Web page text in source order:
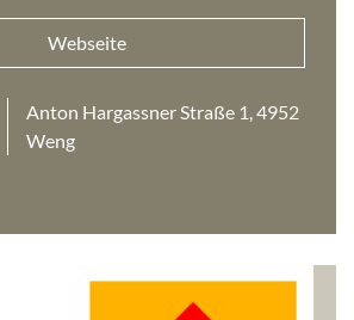
Webseite
Anton Hargassner Straße 1, 4952
Weng